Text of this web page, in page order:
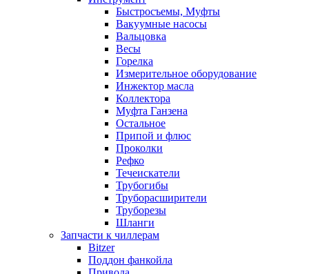
Быстросъемы, Муфты
Вакуумные насосы
Вальцовка
Весы
Горелка
Измерительное оборудование
Инжектор масла
Коллектора
Муфта Ганзена
Остальное
Припой и флюс
Проколки
Рефко
Течеискатели
Трубогибы
Труборасширители
Труборезы
Шланги
Запчасти к чиллерам
Bitzer
Поддон фанкойла